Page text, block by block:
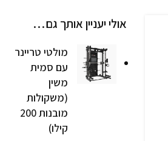
אולי יעניין אותך גם…
מולטי טריינר
עם סמית
משין
(משקולות
מובנות 200
קילו)